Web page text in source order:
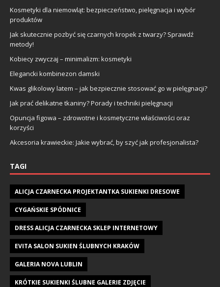
Kosmetyki dla niemowląt: bezpieczeństwo, pielęgnacja i wybór
produktów
Jak skutecznie pozbyć się czarnych kropek z twarzy? Sprawdź
metody!
Kobiecy zwyczaj – minimalizm: kosmetyki
Elegancki kombinezon damski
Kwas glikolowy latem – jak bezpiecznie stosować go w pielęgnacji?
Jak prać delikatne tkaniny? Porady i techniki pielęgnacji
Opuncja figowa – zdrowotne i kosmetyczne właściwości oraz
korzyści
Akcesoria krawieckie: Jakie wybrać, by szyć jak profesjonalista?
TAGI
ALICJA CZARNECKA PROJEKTANTKA SUKIENKI DRESOWE
CYGAŃSKIE SPÓDNICE
DRESS ALICJA CZARNECKA SKLEP INTERNETOWY
EVITA SALON SUKIEN ŚLUBNYCH KRAKÓW
GALERIA NOVA LUBLIN
KRÓTKIE SUKIENKI ŚLUBNE GALERIE ZDJĘCIE